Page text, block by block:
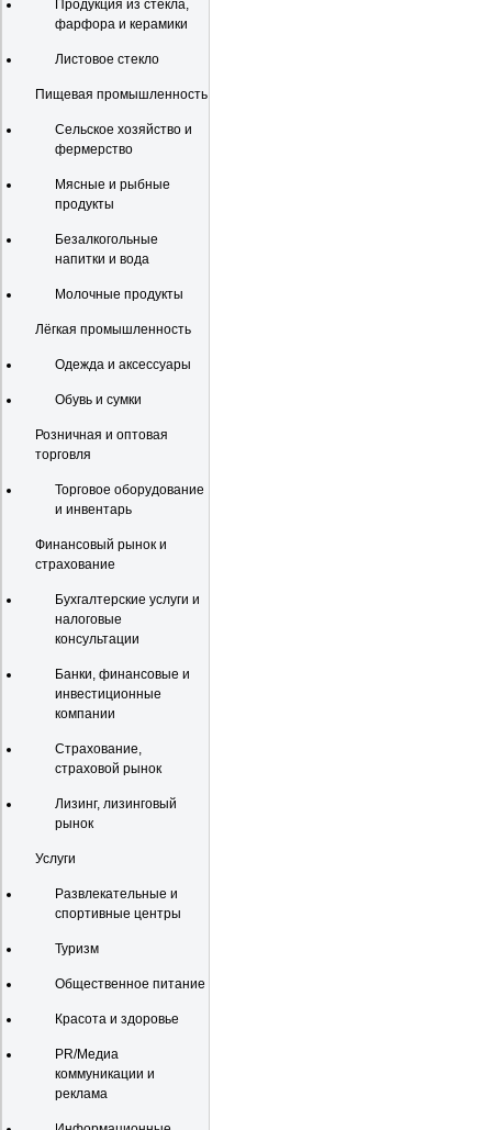
Продукция из стекла,
фарфора и керамики
Листовое стекло
Пищевая промышленность
Сельское хозяйство и
фермерство
Мясные и рыбные
продукты
Безалкогольные
напитки и вода
Молочные продукты
Лёгкая промышленность
Одежда и аксессуары
Обувь и сумки
Розничная и оптовая
торговля
Торговое оборудование
и инвентарь
Финансовый рынок и
страхование
Бухгалтерские услуги и
налоговые
консультации
Банки, финансовые и
инвестиционные
компании
Страхование,
страховой рынок
Лизинг, лизинговый
рынок
Услуги
Развлекательные и
спортивные центры
Туризм
Общественное питание
Красота и здоровье
PR/Медиа
коммуникации и
реклама